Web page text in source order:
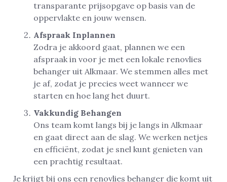
transparante prijsopgave op basis van de
oppervlakte en jouw wensen.
Afspraak Inplannen
Zodra je akkoord gaat, plannen we een
afspraak in voor je met een lokale renovlies
behanger uit Alkmaar. We stemmen alles met
je af, zodat je precies weet wanneer we
starten en hoe lang het duurt.
Vakkundig Behangen
Ons team komt langs bij je langs in Alkmaar
en gaat direct aan de slag. We werken netjes
en efficiënt, zodat je snel kunt genieten van
een prachtig resultaat.
Je krijgt bij ons een renovlies behanger die komt uit